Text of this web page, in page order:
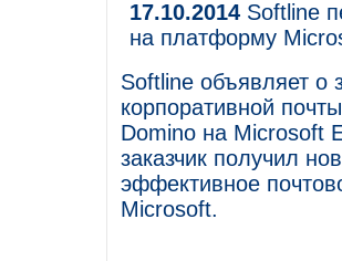
17.10.2014 Softline
на платформу
Softline объявляет о
корпоративной
Domino на Microsoft
заказчик получил
эффективное
Microsoft.